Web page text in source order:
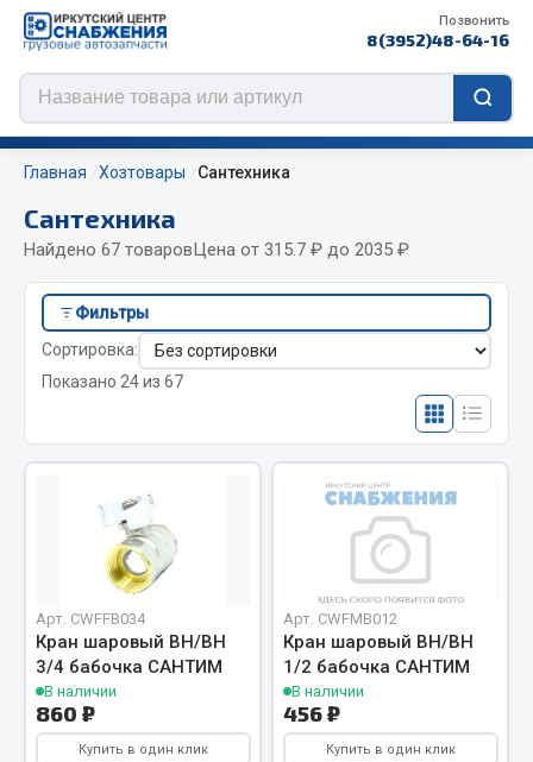
Позвонить
8(3952)48-64-16
Цепи противоскольжения
ЦЕПИ РОССИЯ
ЦЕПИ BOHU (Китай)
Изготовление цепей на колеса BOHU
Весь раздел
Отопители салона, подогреватели
Автономные воздушные отопители
Жидкостные подогреватели
Отопители салона
Подогреватели тосола
Весь раздел
Главная Хозтовары Сантехника
Сантехника
Найдено 67 товаровЦена от 315.7 ₽ до 2035 ₽
Фильтры
Сортировка:
Показано 24 из 67
Арт. CWFFB034
Кран шаровый ВН/ВН
3/4 бабочка САНТИМ
В наличии
860 ₽
Купить в один клик
Арт. CWFMB012
Кран шаровый ВН/ВН
1/2 бабочка САНТИМ
В наличии
456 ₽
Купить в один клик